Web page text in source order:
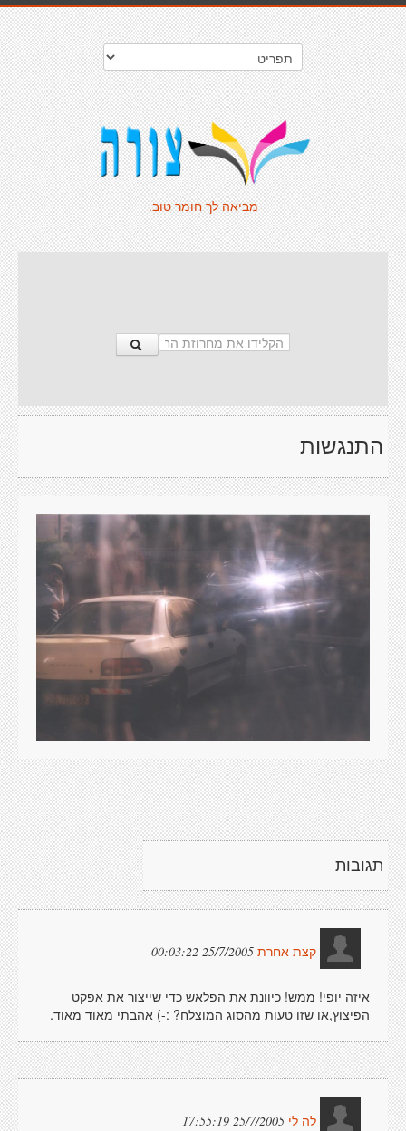
מביאה לך חומר טוב.
התנגשות
תגובות
קצת אחרת 25/7/2005 00:03:22
איזה יופי! ממש! כיוונת את הפלאש כדי שייצור את אפקט
הפיצוץ,או שזו טעות מהסוג המוצלח? :-) אהבתי מאוד מאוד.
לה לי 25/7/2005 17:55:19